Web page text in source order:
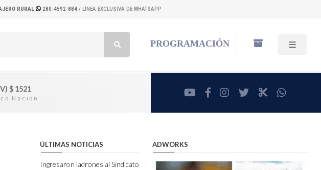
RURAL 280-4592-884 / LÍNEA EXCLUSIVA DE WHATSAPP
PROGRAMACIÓN
$1521 youtubefacebookinstagram
twitterRadioCut
ÚLTIMAS NOTICIAS
Ingresaron ladrones al Sindicato
ADWORKS